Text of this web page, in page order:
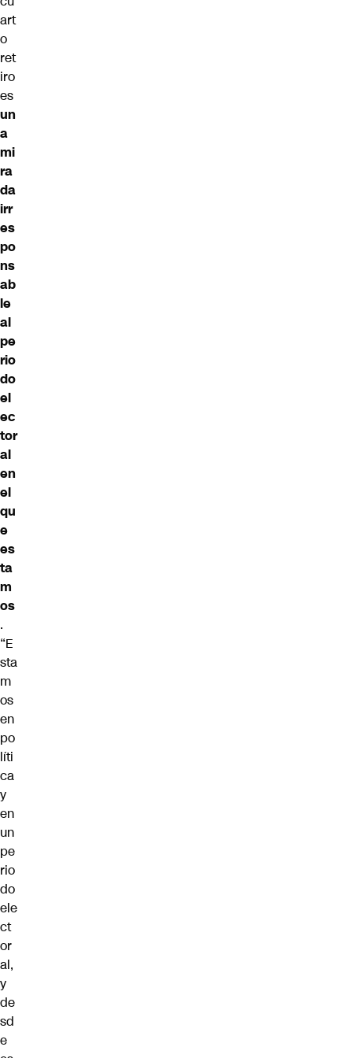
art
o
ret
iro
es
un
a
mi
ra
da
irr
es
po
ns
ab
le
al
pe
rio
do
el
ec
tor
al
en
el
qu
e
es
ta
m
os
.
“E
sta
m
os
en
po
líti
ca
y
en
un
pe
rio
do
ele
ct
or
al,
y
de
sd
e